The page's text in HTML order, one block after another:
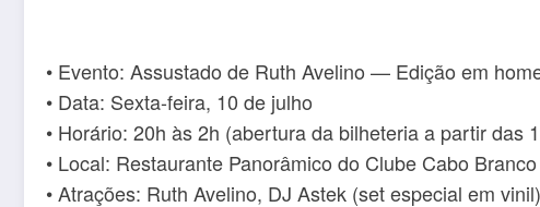
• Evento: Assustado de Ruth Avelino — Edição em
• Data: Sexta-feira, 10 de julho
• Horário: 20h às 2h (abertura da bilheteria a partir das
• Local: Restaurante Panorâmico do Clube Cabo
• Atrações: Ruth Avelino, DJ Astek (set especial em